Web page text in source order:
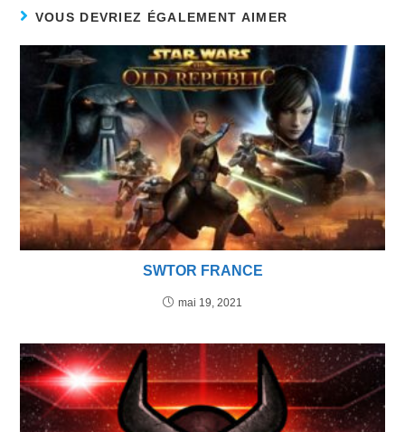
VOUS DEVRIEZ ÉGALEMENT AIMER
SWTOR FRANCE
mai 19, 2021